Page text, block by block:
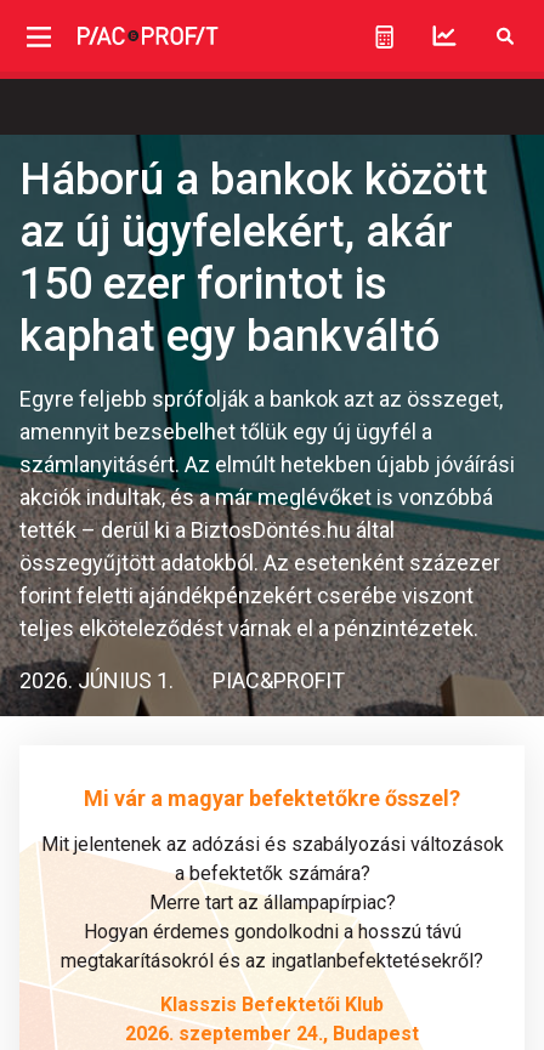
Háború a bankok között
az új ügyfelekért, akár
150 ezer forintot is
kaphat egy bankváltó
Egyre feljebb sprófolják a bankok azt az összeget,
amennyit bezsebelhet tőlük egy új ügyfél a
számlanyitásért. Az elmúlt hetekben újabb jóváírási
akciók indultak, és a már meglévőket is vonzóbbá
tették – derül ki a BiztosDöntés.hu által
összegyűjtött adatokból. Az esetenként százezer
forint feletti ajándékpénzekért cserébe viszont
teljes elköteleződést várnak el a pénzintézetek.
2026. JÚNIUS 1. PIAC&PROFIT
Mi vár a magyar befektetőkre ősszel?
Mit jelentenek az adózási és szabályozási változások
a befektetők számára?
Merre tart az állampapírpiac?
Hogyan érdemes gondolkodni a hosszú távú
megtakarításokról és az ingatlanbefektetésekről?
Klasszis Befektetői Klub
2026. szeptember 24., Budapest